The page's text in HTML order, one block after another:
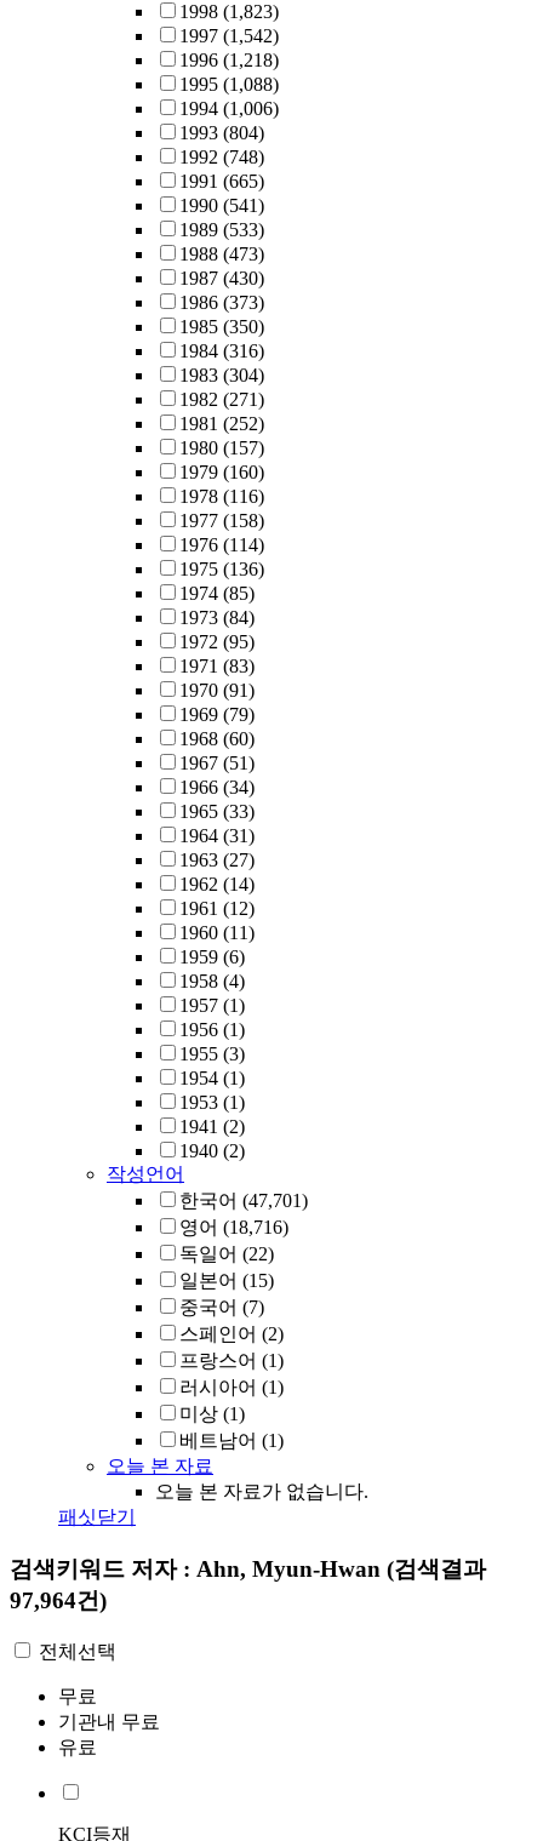
1998 (1,823)
1997 (1,542)
1996 (1,218)
1995 (1,088)
1994 (1,006)
1993 (804)
1992 (748)
1991 (665)
1990 (541)
1989 (533)
1988 (473)
1987 (430)
1986 (373)
1985 (350)
1984 (316)
1983 (304)
1982 (271)
1981 (252)
1980 (157)
1979 (160)
1978 (116)
1977 (158)
1976 (114)
1975 (136)
1974 (85)
1973 (84)
1972 (95)
1971 (83)
1970 (91)
1969 (79)
1968 (60)
1967 (51)
1966 (34)
1965 (33)
1964 (31)
1963 (27)
1962 (14)
1961 (12)
1960 (11)
1959 (6)
1958 (4)
1957 (1)
1956 (1)
1955 (3)
1954 (1)
1953 (1)
1941 (2)
1940 (2)
작성언어
한국어 (47,701)
영어 (18,716)
독일어 (22)
일본어 (15)
중국어 (7)
스페인어 (2)
프랑스어 (1)
러시아어 (1)
미상 (1)
베트남어 (1)
오늘 본 자료
오늘 본 자료가 없습니다.
패싯닫기
검색키워드 저자 : Ahn, Myun-Hwan (검색결과
97,964건)
전체선택
무료
기관내 무료
유료
KCI등재